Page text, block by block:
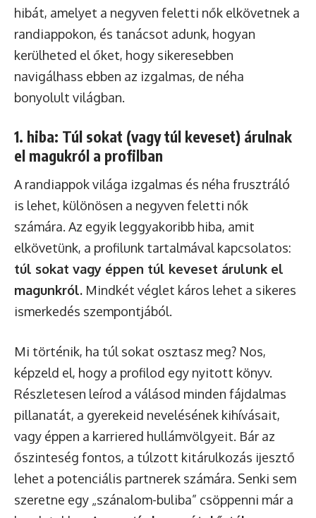
hibát, amelyet a negyven feletti nők elkövetnek a
randiappokon, és tanácsot adunk, hogyan
kerülheted el őket, hogy sikeresebben
navigálhass ebben az izgalmas, de néha
bonyolult világban.
1. hiba: Túl sokat (vagy túl keveset) árulnak
el magukról a profilban
A randiappok világa izgalmas és néha frusztráló
is lehet, különösen a negyven feletti nők
számára. Az egyik leggyakoribb hiba, amit
elkövetünk, a profilunk tartalmával kapcsolatos:
túl sokat vagy éppen túl keveset árulunk el
magunkról. Mindkét véglet káros lehet a sikeres
ismerkedés szempontjából.
Mi történik, ha túl sokat osztasz meg? Nos,
képzeld el, hogy a profilod egy nyitott könyv.
Részletesen leírod a válásod minden fájdalmas
pillanatát, a gyerekeid nevelésének kihívásait,
vagy éppen a karriered hullámvölgyeit. Bár az
őszinteség fontos, a túlzott kitárulkozás ijesztő
lehet a potenciális partnerek számára. Senki sem
szeretne egy „szánalom-buliba” csöppenni már a